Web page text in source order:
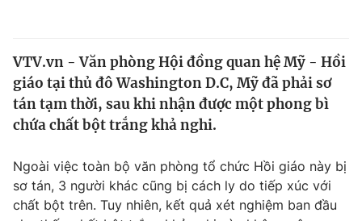
Y tế
Thế giới
Thế giới đó đây
Kinh tế
Tài chính
Dữ liệu và đời sống
Giáo dục
VTV.vn - Văn phòng Hội đồng quan hệ Mỹ - Hồi
giáo tại thủ đô Washington D.C, Mỹ đã phải sơ
tán tạm thời, sau khi nhận được một phong bì
chứa chất bột trắng khả nghi.
Ngoài việc toàn bộ văn phòng tổ chức Hồi giáo này bị
sơ tán, 3 người khác cũng bị cách ly do tiếp xúc với
chất bột trên. Tuy nhiên, kết quả xét nghiệm ban đầu